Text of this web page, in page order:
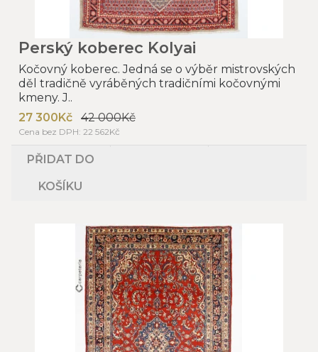
Perský koberec Kolyai
Kočovný koberec. Jedná se o výběr mistrovských
děl tradičně vyráběných tradičními kočovnými
kmeny. J..
27 300Kč
42 000Kč
Cena bez DPH: 22 562Kč
PŘIDAT DO
KOŠÍKU